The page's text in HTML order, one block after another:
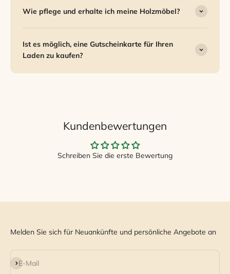
Wie pflege und erhalte ich meine Holzmöbel?
Ist es möglich, eine Gutscheinkarte für Ihren
Laden zu kaufen?
Kundenbewertungen
Schreiben Sie die erste Bewertung
Melden Sie sich für Neuankünfte und persönliche Angebote an
E-Mail
Abonnieren